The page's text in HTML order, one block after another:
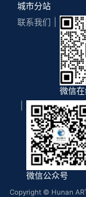
城市分站
联系我们
微信
微信公众号
Copyright © Hunan